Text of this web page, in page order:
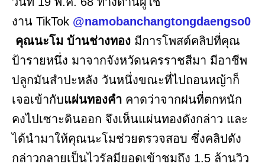
งาน TikTok @namobanchangtongdaengso0
คุณนะโม บ้านช่างทอง มีการโพสต์คลิปที่คุณ
ป้ารายหนึ่ง มาจากจังหวัดนครราชสีมา มีอาชีพ
ปลูกมันสำปะหลัง วันหนึ่งขณะที่ไปถอนหญ้าก็
เจอเข้ากับแผ่นทองคำ คาดว่าจากฝนที่ตกหนัก
คงไปเซาะดินออก จึงเห็นแผ่นทองดังกล่าว และ
ได้นำมาให้คุณนะโมช่วยตรวจสอบ ซึ่งคลิปดัง
กล่าวกลายเป็นไวรัลมียอดเข้าชมถึง 1.5 ล้านวิว